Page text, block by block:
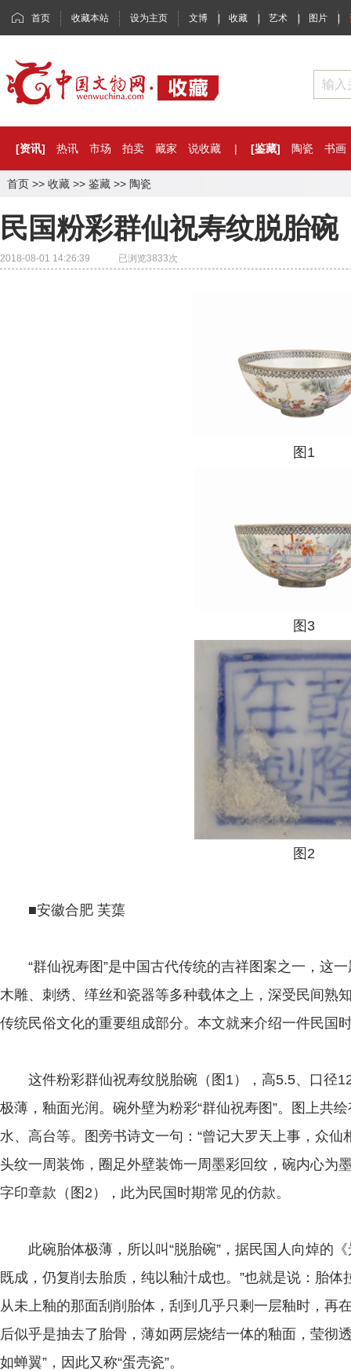
首页 收藏本站 设为主页 文博 | 收藏 | 艺术 | 图片 |
[资讯] 热讯 市场 拍卖 藏家 说收藏 | [鉴藏] 陶瓷 书画
首页 >> 收藏 >> 鉴藏 >> 陶瓷
民国粉彩群仙祝寿纹脱胎碗
2018-08-01 14:26:39 已浏览3833次
图1
图3
图2
■安徽合肥 芙蕖
“群仙祝寿图”是中国古代传统的吉祥图案之一，这一
木雕、刺绣、缂丝和瓷器等多种载体之上，深受民间熟
传统民俗文化的重要组成部分。本文就来介绍一件民国
这件粉彩群仙祝寿纹脱胎碗（图1），高5.5、口径
极薄，釉面光润。碗外壁为粉彩“群仙祝寿图”。图上共
水、高台等。图旁书诗文一句：“曾记大罗天上事，众仙
头纹一周装饰，圈足外壁装饰一周墨彩回纹，碗内心为
字印章款（图2），此为民国时期常见的仿款。
此碗胎体极薄，所以叫“脱胎碗”，据民国人向焯的《
既成，仍复削去胎质，纯以釉汁成也。”也就是说：胎
从未上釉的那面刮削胎体，刮到几乎只剩一层釉时，再
后似乎是抽去了胎骨，薄如两层烧结一体的釉面，莹彻
如蝉翼”，因此又称“蛋壳瓷”。